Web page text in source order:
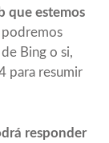
que estemos
podremos
Bing o si,
para resumir
responder